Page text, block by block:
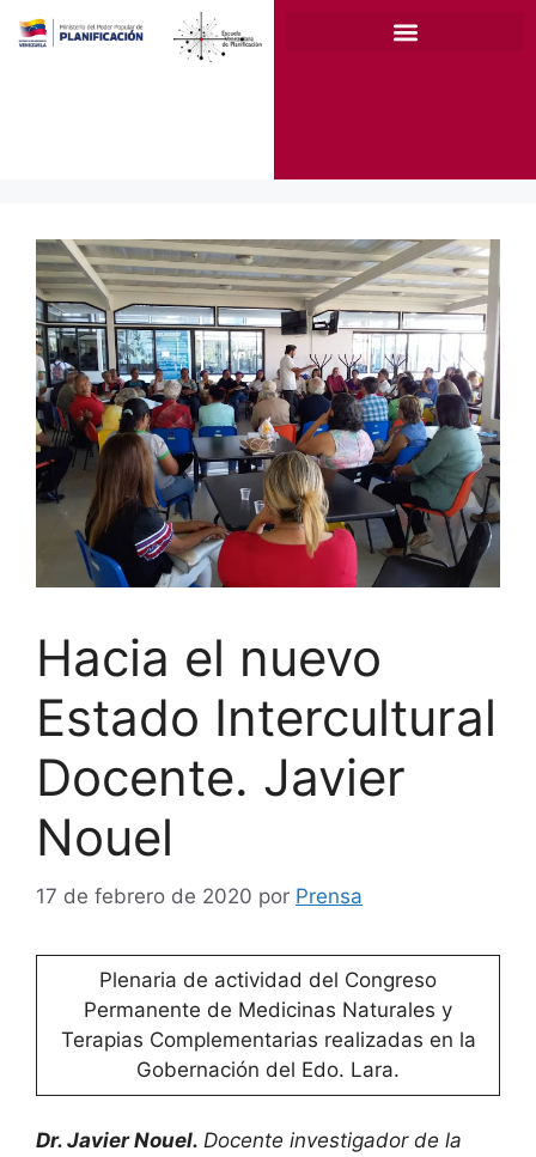
Hacia el nuevo
Estado Intercultural
Docente. Javier
Nouel
17 de febrero de 2020 por Prensa
Plenaria de actividad del Congreso
Permanente de Medicinas Naturales y
Terapias Complementarias realizadas en la
Gobernación del Edo. Lara.
Dr. Javier Nouel. Docente investigador de la